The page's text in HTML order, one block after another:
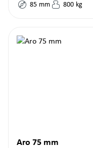
85 mm 800 kg
Aro 75 mm